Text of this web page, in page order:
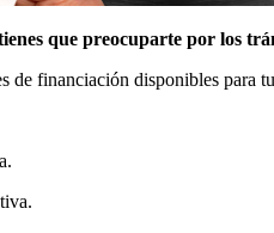
que preocuparte por los
de financiación disponibles para